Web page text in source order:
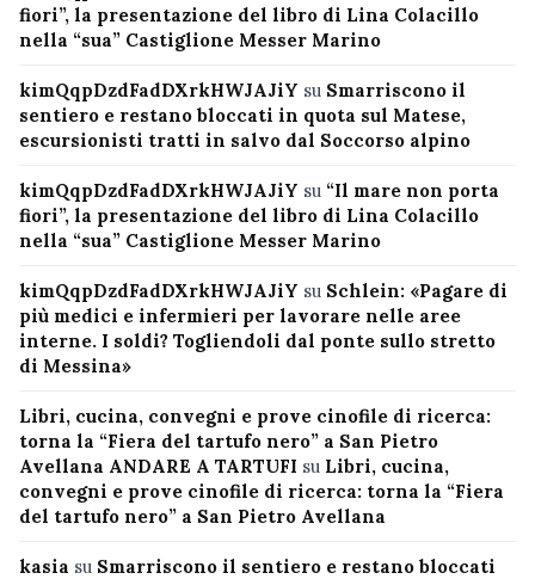
fiori”, la presentazione del libro di Lina Colacillo
nella “sua” Castiglione Messer Marino
kimQqpDzdFadDXrkHWJAJiY su Smarriscono il
sentiero e restano bloccati in quota sul Matese,
escursionisti tratti in salvo dal Soccorso alpino
kimQqpDzdFadDXrkHWJAJiY su “Il mare non porta
fiori”, la presentazione del libro di Lina Colacillo
nella “sua” Castiglione Messer Marino
kimQqpDzdFadDXrkHWJAJiY su Schlein: «Pagare di
più medici e infermieri per lavorare nelle aree
interne. I soldi? Togliendoli dal ponte sullo stretto
di Messina»
Libri, cucina, convegni e prove cinofile di ricerca:
torna la “Fiera del tartufo nero” a San Pietro
Avellana ANDARE A TARTUFI su Libri, cucina,
convegni e prove cinofile di ricerca: torna la “Fiera
del tartufo nero” a San Pietro Avellana
kasia su Smarriscono il sentiero e restano bloccati